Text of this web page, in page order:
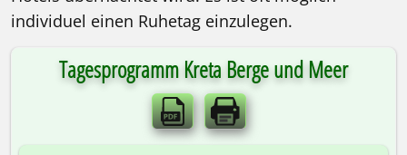
individuel einen Ruhetag einzulegen.
Tagesprogramm Kreta Berge und Meer